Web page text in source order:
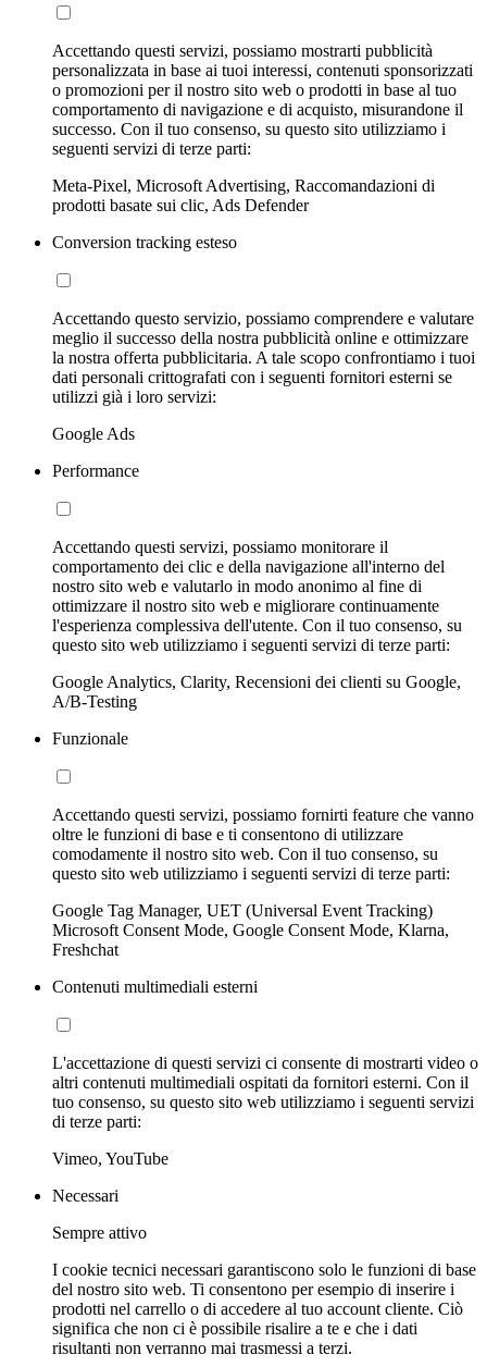
Accettando questi servizi, possiamo mostrarti pubblicità
personalizzata in base ai tuoi interessi, contenuti sponsorizzati
o promozioni per il nostro sito web o prodotti in base al tuo
comportamento di navigazione e di acquisto, misurandone il
successo. Con il tuo consenso, su questo sito utilizziamo i
seguenti servizi di terze parti:
Meta-Pixel, Microsoft Advertising, Raccomandazioni di
prodotti basate sui clic, Ads Defender
Conversion tracking esteso
Accettando questo servizio, possiamo comprendere e valutare
meglio il successo della nostra pubblicità online e ottimizzare
la nostra offerta pubblicitaria. A tale scopo confrontiamo i tuoi
dati personali crittografati con i seguenti fornitori esterni se
utilizzi già i loro servizi:
Google Ads
Performance
Accettando questi servizi, possiamo monitorare il
comportamento dei clic e della navigazione all'interno del
nostro sito web e valutarlo in modo anonimo al fine di
ottimizzare il nostro sito web e migliorare continuamente
l'esperienza complessiva dell'utente. Con il tuo consenso, su
questo sito web utilizziamo i seguenti servizi di terze parti:
Google Analytics, Clarity, Recensioni dei clienti su Google,
A/B-Testing
Funzionale
Accettando questi servizi, possiamo fornirti feature che vanno
oltre le funzioni di base e ti consentono di utilizzare
comodamente il nostro sito web. Con il tuo consenso, su
questo sito web utilizziamo i seguenti servizi di terze parti:
Google Tag Manager, UET (Universal Event Tracking)
Microsoft Consent Mode, Google Consent Mode, Klarna,
Freshchat
Contenuti multimediali esterni
L'accettazione di questi servizi ci consente di mostrarti video o
altri contenuti multimediali ospitati da fornitori esterni. Con il
tuo consenso, su questo sito web utilizziamo i seguenti servizi
di terze parti:
Vimeo, YouTube
Necessari
Sempre attivo
I cookie tecnici necessari garantiscono solo le funzioni di base
del nostro sito web. Ti consentono per esempio di inserire i
prodotti nel carrello o di accedere al tuo account cliente. Ciò
significa che non ci è possibile risalire a te e che i dati
risultanti non verranno mai trasmessi a terzi.